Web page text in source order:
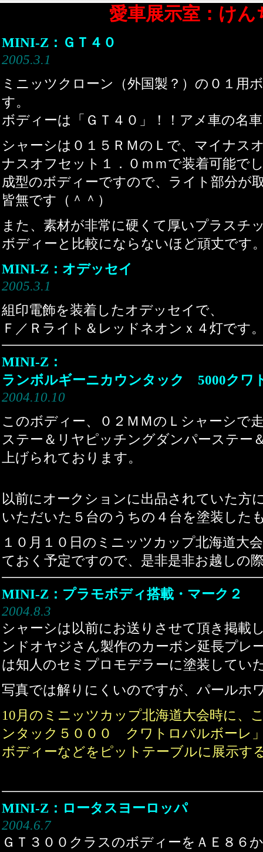
愛車展示室：け
MINI-Z：ＧＴ４０
2005.3.1
ミニッツクローン（外国製？）の０１用
す。
ボディーは「ＧＴ４０」！！アメ車の名
シャーシは０１５ＲＭのＬで、マイナス
ナスオフセット１．０ｍｍで装着可能
成型のボディーですので、ライト部分が
皆無です（＾＾）
また、素材が非常に硬くて厚いプラスチ
ボディーと比較にならないほど頑丈です
MINI-Z：オデッセイ
2005.3.1
組印電飾を装着したオデッセイで、
Ｆ／Ｒライト＆レッドネオンｘ４灯です
MINI-Z：
ランボルギーニカウンタック 5000クワ
2004.10.10
このボディー、０２ＭＭのＬシャーシで
ステー＆リヤピッチングダンパーステー
上げられております。
以前にオークションに出品されていた方
いただいた５台のうちの４台を塗装した
１０月１０日のミニッツカップ北海道大
ておく予定ですので、是非是非お越しの
MINI-Z：プラモボディ搭載・マーク２
2004.8.3
シャーシは以前にお送りさせて頂き掲載
ンドオヤジさん製作のカーボン延長プレ
は知人のセミプロモデラーに塗装してい
写真では解りにくいのですが、パールホ
10月のミニッツカップ北海道大会時に、
ンタック５０００ クワトロバルボーレ
ボディーなどをピットテーブルに展示す
MINI-Z：ロータスヨーロッパ
2004.6.7
ＧＴ３００クラスのボディーをＡＥ８６